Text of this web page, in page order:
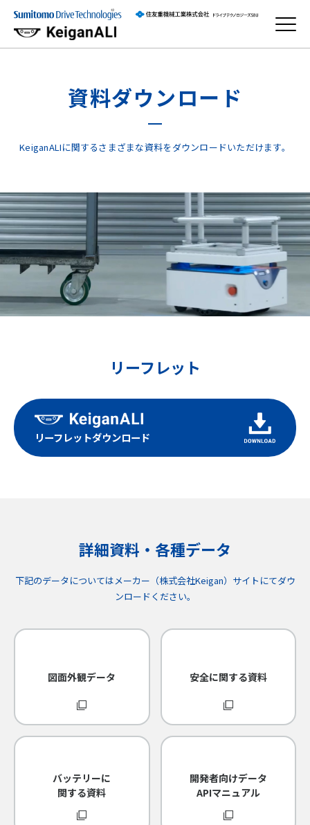
資料ダウンロード
KeiganALIに関するさまざまな資料をダウンロードいただけます。
リーフレット
リーフレットダウンロード
詳細資料・各種データ
下記のデータについてはメーカー（株式会社Keigan）サイトにてダウ
ンロードください。
図面外観データ 安全に関する資料
バッテリーに
関する資料
開発者向けデータ
APIマニュアル